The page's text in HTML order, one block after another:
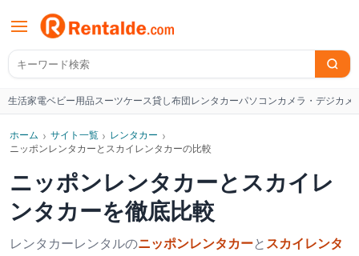
生活家電ベビー用品スーツケース貸し布団レンタカーパソコンカメラ・デジカメ
ホーム › サイト一覧 › レンタカー ›
ニッポンレンタカーとスカイレンタカーの比較
ニッポンレンタカーとスカイレ
ンタカーを徹底比較
レンタカーレンタルのニッポンレンタカーと スカイレンタ